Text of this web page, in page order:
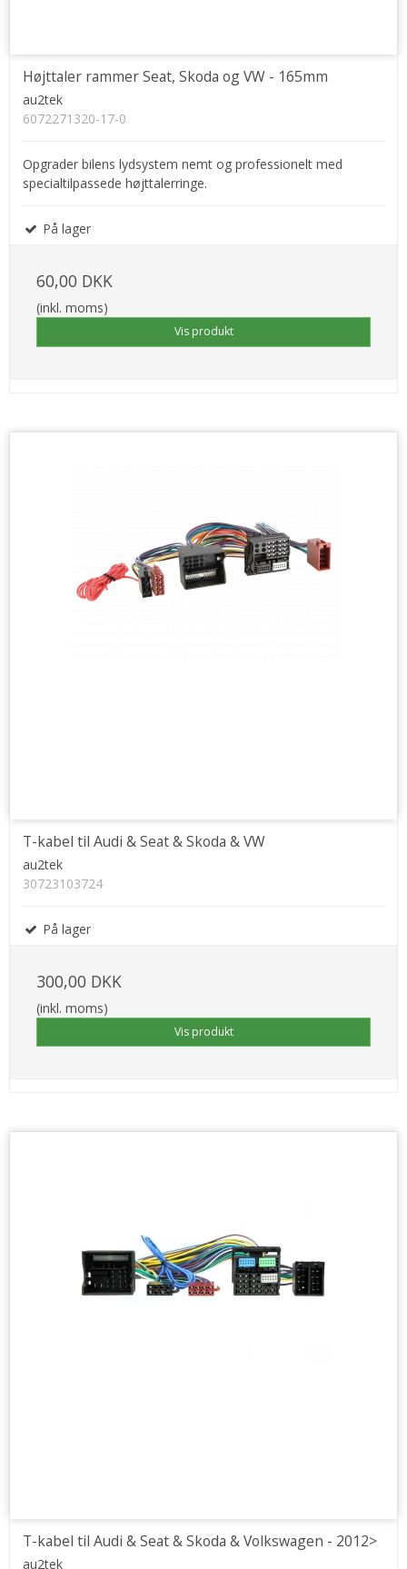
Højttaler rammer Seat, Skoda og VW - 165mm
au2tek
6072271320-17-0
Opgrader bilens lydsystem nemt og professionelt med
specialtilpassede højttalerringe.
På lager
60,00 DKK
(inkl. moms)
Vis produkt
T-kabel til Audi & Seat & Skoda & VW
au2tek
30723103724
På lager
300,00 DKK
(inkl. moms)
Vis produkt
T-kabel til Audi & Seat & Skoda & Volkswagen - 2012>
au2tek